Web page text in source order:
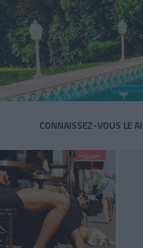
CONNAISSEZ-VOUS LE